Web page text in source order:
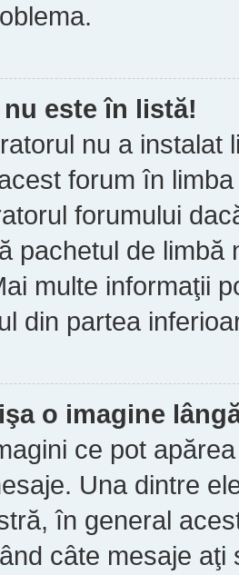
este în listă!
nu a instalat
forum în
forumului
pachetul de
multe informaţii
din partea
o imagine
ce pot
Una dintre
în general
câte mesaje